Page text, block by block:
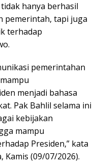
hanya berhasil
pemerintah, tapi juga
terhadap
pemerintahan
menjadi bahasa
Pak Bahlil selama ini
kebijakan
mampu
Presiden,” kata
(09/07/2026).